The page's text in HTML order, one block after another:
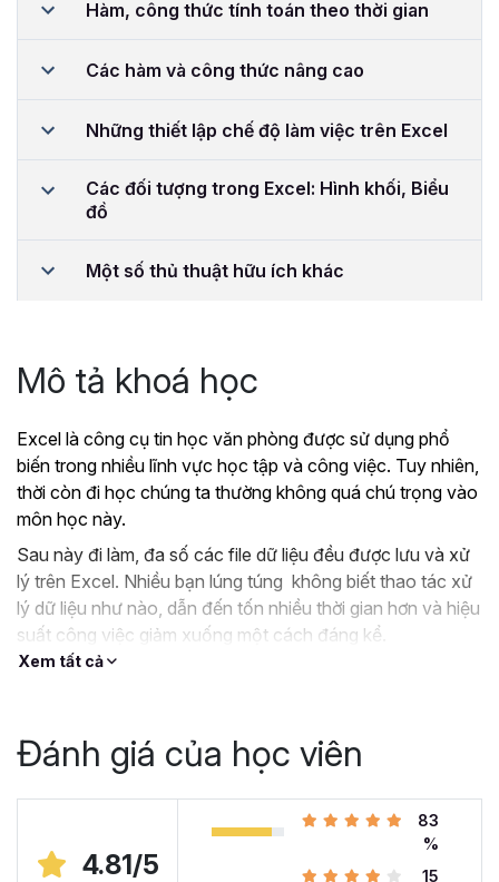
Hàm, công thức tính toán theo thời gian
Các hàm và công thức nâng cao
Những thiết lập chế độ làm việc trên Excel
Các đối tượng trong Excel: Hình khối, Biểu
đồ
Một số thủ thuật hữu ích khác
Mô tả khoá học
Excel là công cụ tin học văn phòng được sử dụng phổ
biến trong nhiều lĩnh vực học tập và công việc. Tuy nhiên,
thời còn đi học chúng ta thường không quá chú trọng vào
môn học này.
Sau này đi làm, đa số các file dữ liệu đều được lưu và xử
lý trên Excel. Nhiều bạn lúng túng không biết thao tác xử
lý dữ liệu như nào, dẫn đến tốn nhiều thời gian hơn và hiệu
suất công việc giảm xuống một cách đáng kể.
?Nếu như bạn:
Hoặc trước đây chỉ học lý thuyết nên không biết
Hoặc đã có kiến thức cơ bản về Excel và đang
muốn nâng cao kỹ năng của mình lên.
Xem tất cả
Đánh giá của học viên
4.81/5
83
%
15